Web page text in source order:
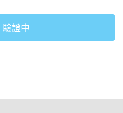
驗證中